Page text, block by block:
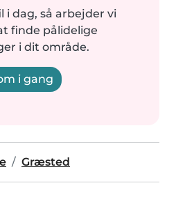
i dag, så arbejder vi
finde pålidelige
i dit område.
i gang
Græsted